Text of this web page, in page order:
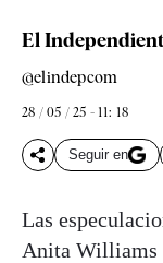
El
@elindepcom
28 / 05 / 25 - 11: 18
Seguir en
Las
Anita Williams